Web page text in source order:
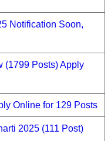
Notification Soon,
(1799 Posts) Apply
Online for 129 Posts
2025 (111 Post)